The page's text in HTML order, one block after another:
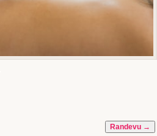
Randevu →